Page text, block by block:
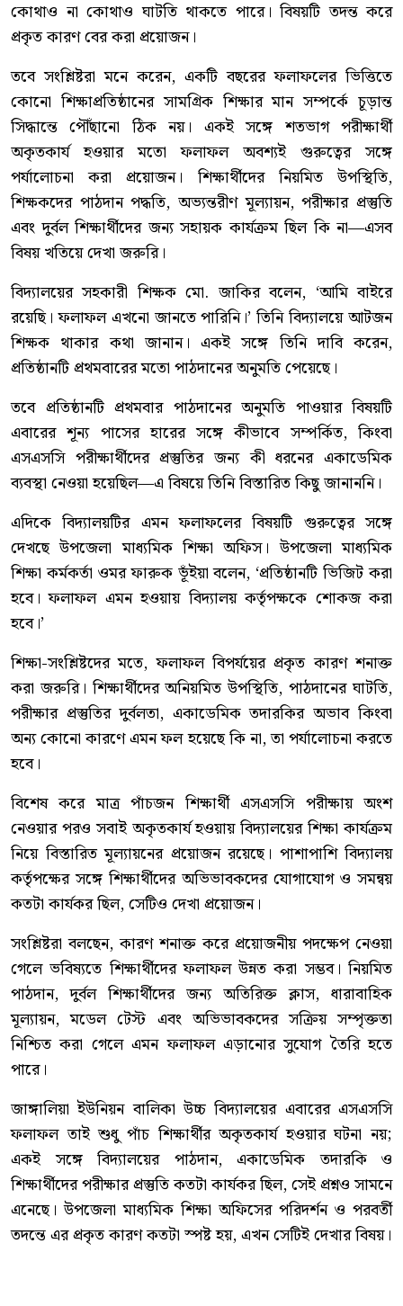
কোথাও না কোথাও ঘাটতি থাকতে পারে। বিষয়টি তদন্ত করে
প্রকৃত কারণ বের করা প্রয়োজন।
তবে সংশ্লিষ্টরা মনে করেন, একটি বছরের ফলাফলের ভিত্তিতে
কোনো শিক্ষাপ্রতিষ্ঠানের সামগ্রিক শিক্ষার মান সম্পর্কে চূড়ান্ত
সিদ্ধান্তে পৌঁছানো ঠিক নয়। একই সঙ্গে শতভাগ পরীক্ষার্থী
অকৃতকার্য হওয়ার মতো ফলাফল অবশ্যই গুরুত্বের সঙ্গে
পর্যালোচনা করা প্রয়োজন। শিক্ষার্থীদের নিয়মিত উপস্থিতি,
শিক্ষকদের পাঠদান পদ্ধতি, অভ্যন্তরীণ মূল্যায়ন, পরীক্ষার প্রস্তুতি
এবং দুর্বল শিক্ষার্থীদের জন্য সহায়ক কার্যক্রম ছিল কি না—এসব
বিষয় খতিয়ে দেখা জরুরি।
বিদ্যালয়ের সহকারী শিক্ষক মো. জাকির বলেন, ‘আমি বাইরে
রয়েছি। ফলাফল এখনো জানতে পারিনি।’ তিনি বিদ্যালয়ে আটজন
শিক্ষক থাকার কথা জানান। একই সঙ্গে তিনি দাবি করেন,
প্রতিষ্ঠানটি প্রথমবারের মতো পাঠদানের অনুমতি পেয়েছে।
তবে প্রতিষ্ঠানটি প্রথমবার পাঠদানের অনুমতি পাওয়ার বিষয়টি
এবারের শূন্য পাসের হারের সঙ্গে কীভাবে সম্পর্কিত, কিংবা
এসএসসি পরীক্ষার্থীদের প্রস্তুতির জন্য কী ধরনের একাডেমিক
ব্যবস্থা নেওয়া হয়েছিল—এ বিষয়ে তিনি বিস্তারিত কিছু জানাননি।
এদিকে বিদ্যালয়টির এমন ফলাফলের বিষয়টি গুরুত্বের সঙ্গে
দেখছে উপজেলা মাধ্যমিক শিক্ষা অফিস। উপজেলা মাধ্যমিক
শিক্ষা কর্মকর্তা ওমর ফারুক ভূঁইয়া বলেন, ‘প্রতিষ্ঠানটি ভিজিট করা
হবে। ফলাফল এমন হওয়ায় বিদ্যালয় কর্তৃপক্ষকে শোকজ করা
হবে।’
শিক্ষা-সংশ্লিষ্টদের মতে, ফলাফল বিপর্যয়ের প্রকৃত কারণ শনাক্ত
করা জরুরি। শিক্ষার্থীদের অনিয়মিত উপস্থিতি, পাঠদানের ঘাটতি,
পরীক্ষার প্রস্তুতির দুর্বলতা, একাডেমিক তদারকির অভাব কিংবা
অন্য কোনো কারণে এমন ফল হয়েছে কি না, তা পর্যালোচনা করতে
হবে।
বিশেষ করে মাত্র পাঁচজন শিক্ষার্থী এসএসসি পরীক্ষায় অংশ
নেওয়ার পরও সবাই অকৃতকার্য হওয়ায় বিদ্যালয়ের শিক্ষা কার্যক্রম
নিয়ে বিস্তারিত মূল্যায়নের প্রয়োজন রয়েছে। পাশাপাশি বিদ্যালয়
কর্তৃপক্ষের সঙ্গে শিক্ষার্থীদের অভিভাবকদের যোগাযোগ ও সমন্বয়
কতটা কার্যকর ছিল, সেটিও দেখা প্রয়োজন।
সংশ্লিষ্টরা বলছেন, কারণ শনাক্ত করে প্রয়োজনীয় পদক্ষেপ নেওয়া
গেলে ভবিষ্যতে শিক্ষার্থীদের ফলাফল উন্নত করা সম্ভব। নিয়মিত
পাঠদান, দুর্বল শিক্ষার্থীদের জন্য অতিরিক্ত ক্লাস, ধারাবাহিক
মূল্যায়ন, মডেল টেস্ট এবং অভিভাবকদের সক্রিয় সম্পৃক্ততা
নিশ্চিত করা গেলে এমন ফলাফল এড়ানোর সুযোগ তৈরি হতে
পারে।
জাঙ্গালিয়া ইউনিয়ন বালিকা উচ্চ বিদ্যালয়ের এবারের এসএসসি
ফলাফল তাই শুধু পাঁচ শিক্ষার্থীর অকৃতকার্য হওয়ার ঘটনা নয়;
একই সঙ্গে বিদ্যালয়ের পাঠদান, একাডেমিক তদারকি ও
শিক্ষার্থীদের পরীক্ষার প্রস্তুতি কতটা কার্যকর ছিল, সেই প্রশ্নও সামনে
এনেছে। উপজেলা মাধ্যমিক শিক্ষা অফিসের পরিদর্শন ও পরবর্তী
তদন্তে এর প্রকৃত কারণ কতটা স্পষ্ট হয়, এখন সেটিই দেখার বিষয়।